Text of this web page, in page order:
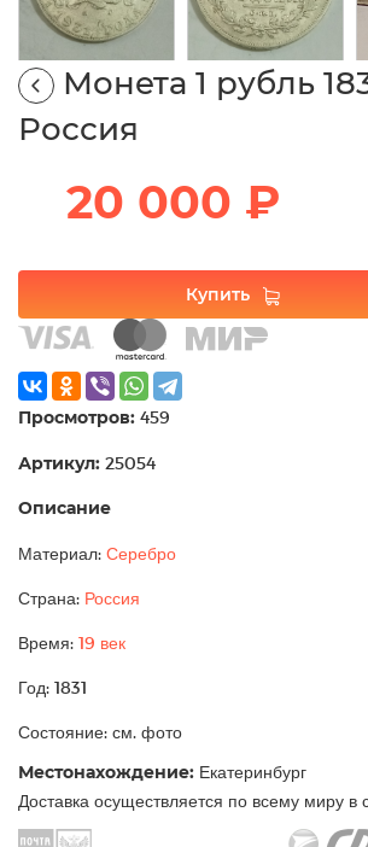
Монета 1 рубль
Россия
20 000 ₽
Купить
Просмотров: 459
Артикул: 25054
Описание
Материал: Серебро
Страна: Россия
Время: 19 век
Год: 1831
Состояние: см. фото
Местонахождение: Екатеринбург
Доставка осуществляется по всему миру в